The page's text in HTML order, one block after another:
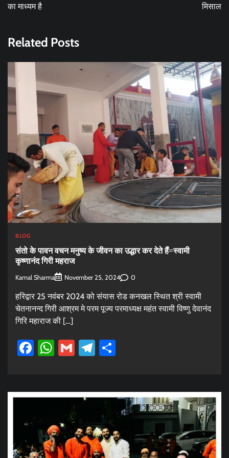
का माध्यम है
मिसाल
Related Posts
BLOG
संतो के पावन वचन मनुष्य के जीवन का उद्धार कर देते हैं=स्वामी
कृष्णानंद गिरी महराज
Kamal Sharma November 25, 2024 0
हरिद्वार 25 नवंबर 2024 को संयास रोड कनखल स्थित श्री स्वामी
चेतनानन्द गिरी आश्रम मे परम पूज्य परमाध्यक्ष महंत स्वामी विष्णु देवानंद
गिरि महाराज की […]
Facebook
WhatsApp
GmailTelegram